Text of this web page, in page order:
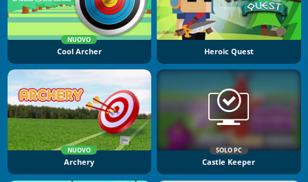
NUOVO
Cool Archer Heroic Quest
NUOVO
Archery
SOLO PC
Castle Keeper